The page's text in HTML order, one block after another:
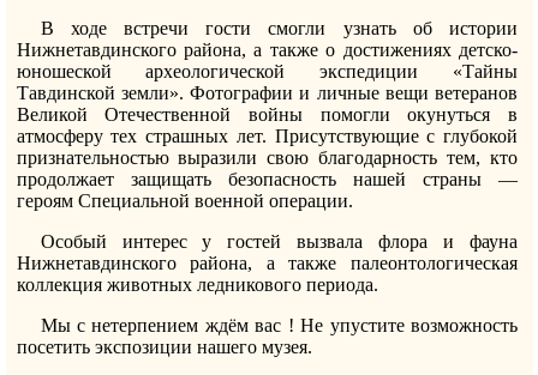
В ходе встречи гости смогли узнать об истории
Нижнетавдинского района, а также о достижениях детско-
юношеской археологической экспедиции «Тайны
Тавдинской земли». Фотографии и личные вещи ветеранов
Великой Отечественной войны помогли окунуться в
атмосферу тех страшных лет. Присутствующие с глубокой
признательностью выразили свою благодарность тем, кто
продолжает защищать безопасность нашей страны —
героям Специальной военной операции.
Особый интерес у гостей вызвала флора и фауна
Нижнетавдинского района, а также палеонтологическая
коллекция животных ледникового периода.
Мы с нетерпением ждём вас ! Не упустите возможность
посетить экспозиции нашего музея.